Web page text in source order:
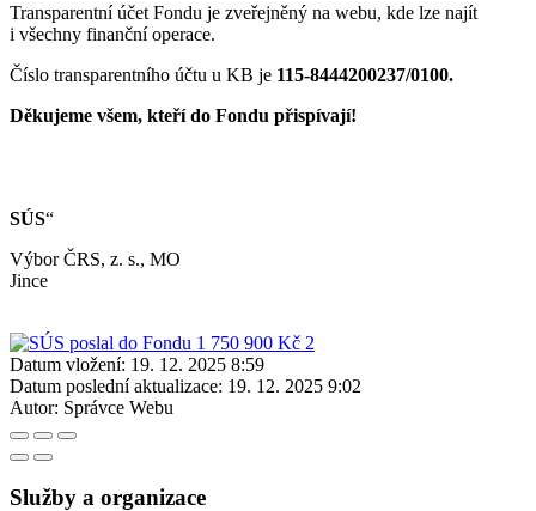
Transparentní účet Fondu je zveřejněný na webu, kde lze najít
i všechny finanční operace.
Číslo transparentního účtu u KB je 115-8444200237/0100.
Děkujeme všem, kteří do Fondu přispívají!
SÚS“
Výbor ČRS, z. s., MO
Datum vložení: 19. 12. 2025 8:59
Datum poslední aktualizace: 19. 12. 2025 9:02
Autor: Správce Webu
Služby a organizace